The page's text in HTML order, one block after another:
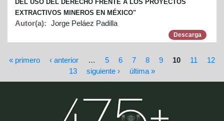
DEL USO DEL DERECHO FRENTE A LOS PROYECTOS
EXTRACTIVOS MINEROS EN MÉXICO"
Autor(a): Jorge Peláez Padilla
Descarga
Páginas
« primero ‹ anterior … 5 6 7 8 9 10 11
12
13
siguiente › última »